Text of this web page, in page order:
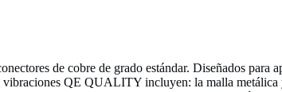
de cobre de grado estándar. Diseñados para
QE QUALITY incluyen: la malla metálica